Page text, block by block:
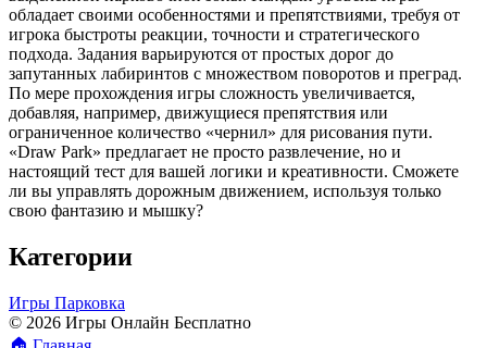
обладает своими особенностями и препятствиями, требуя от
игрока быстроты реакции, точности и стратегического
подхода. Задания варьируются от простых дорог до
запутанных лабиринтов с множеством поворотов и преград.
По мере прохождения игры сложность увеличивается,
добавляя, например, движущиеся препятствия или
ограниченное количество «чернил» для рисования пути.
«Draw Park» предлагает не просто развлечение, но и
настоящий тест для вашей логики и креативности. Сможете
ли вы управлять дорожным движением, используя только
свою фантазию и мышку?
Категории
Игры Парковка
© 2026 Игры Онлайн Бесплатно